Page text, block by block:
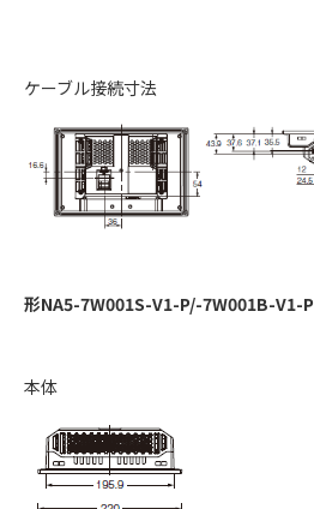
ケーブル接続寸法
形NA5-7W001S-V1-P/-7W001B-V1-P
本体